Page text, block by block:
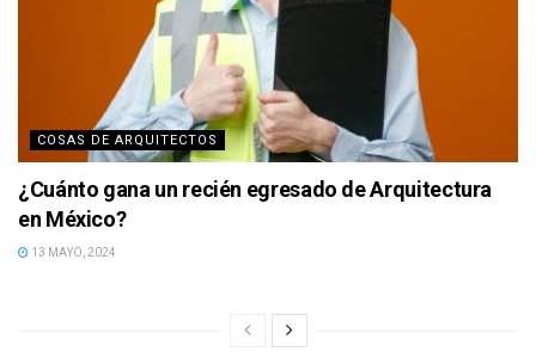
COSAS DE ARQUITECTOS
¿Cuánto gana un recién egresado de Arquitectura
en México?
13 MAYO, 2024